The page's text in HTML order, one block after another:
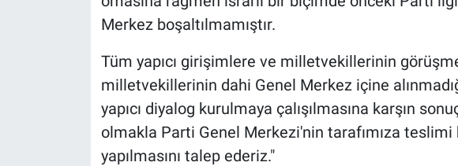
Merkez boşaltılmamıştır.
Tüm yapıcı girişimlere ve milletvekillerinin
milletvekillerinin dahi Genel Merkez içine
yapıcı diyalog kurulmaya çalışılmasına karşın
olmakla Parti Genel Merkezi'nin tarafımıza
yapılmasını talep ederiz."